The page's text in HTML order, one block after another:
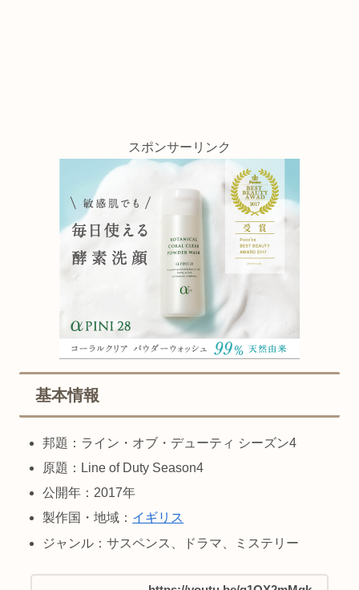
スポンサーリンク
基本情報
邦題：ライン・オブ・デューティ シーズン4
原題：Line of Duty Season4
公開年：2017年
製作国・地域： イギリス
ジャンル：サスペンス、ドラマ、ミステリー